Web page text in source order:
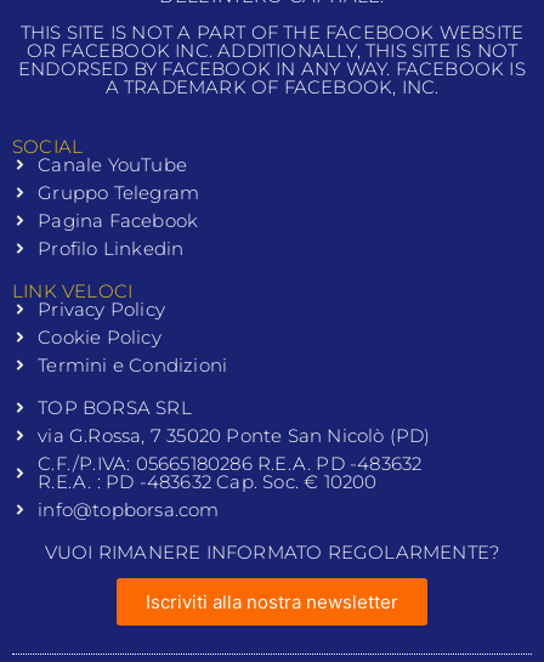
THIS SITE IS NOT A PART OF THE FACEBOOK WEBSITE
OR FACEBOOK INC. ADDITIONALLY, THIS SITE IS NOT
ENDORSED BY FACEBOOK IN ANY WAY. FACEBOOK IS
A TRADEMARK OF FACEBOOK, INC.
SOCIAL
Canale YouTube
Gruppo Telegram
Pagina Facebook
Profilo Linkedin
LINK VELOCI
Privacy Policy
Cookie Policy
Termini e Condizioni
TOP BORSA SRL
via G.Rossa, 7 35020 Ponte San Nicolò (PD)
C.F./P.IVA: 05665180286 R.E.A. PD -483632
R.E.A. : PD -483632 Cap. Soc. € 10200
info@topborsa.com
VUOI RIMANERE INFORMATO REGOLARMENTE?
Iscriviti alla nostra newsletter